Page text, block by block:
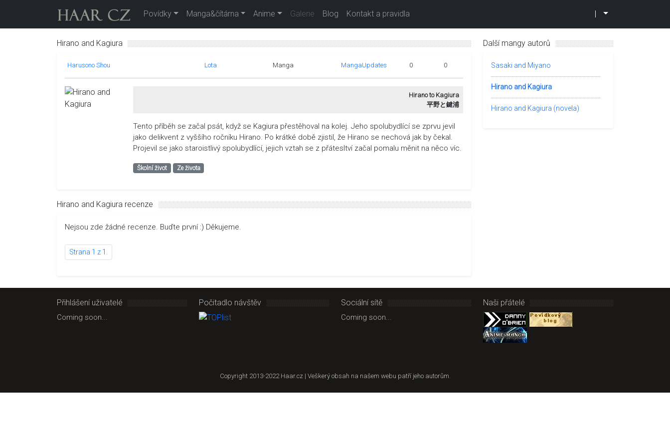
Povídky Manga&čítárna Anime Galerie Blog Kontakt a pravidla
Hirano and Kagiura
Harusono Shou Lota Manga MangaUpdates 0 0
Hirano to Kagiura
平野と鍵浦
Tento příběh se začal psát, když se Kagiura přestěhoval na kolej. Jeho spolubydlící se zprvu jevil
jako delikvent z vyššího ročníku Hirano. Po krátké době zjistil, že Hirano se nechová jak by čekal.
Projevil se jako staroistlivý spolubydlící, jejich vztah se z přátesltví začal pomalu měnit na něco víc.
Školní život Ze života
Hirano and Kagiura recenze
Nejsou zde žádné recenze. Buďte první :) Děkujeme.
Strana 1 z 1.
Další mangy autorů
Sasaki and Miyano
Hirano and Kagiura
Hirano and Kagiura (novela)
Přihlášení uživatelé
Coming soon...
Počitadlo návštěv Sociální sítě
Coming soon...
Naši přátelé
Copyright 2013-2022 Haar.cz | Veškerý obsah na našem webu patří jeho autorům.